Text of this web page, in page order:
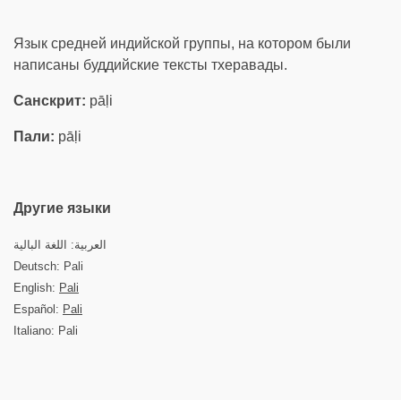
Язык средней индийской группы, на котором были
написаны буддийские тексты тхеравады.
Санскрит: pāḷi
Пали: pāḷi
Другие языки
العربية: اللغة البالية
Deutsch: Pali
English: Pali
Español: Pali
Italiano: Pali